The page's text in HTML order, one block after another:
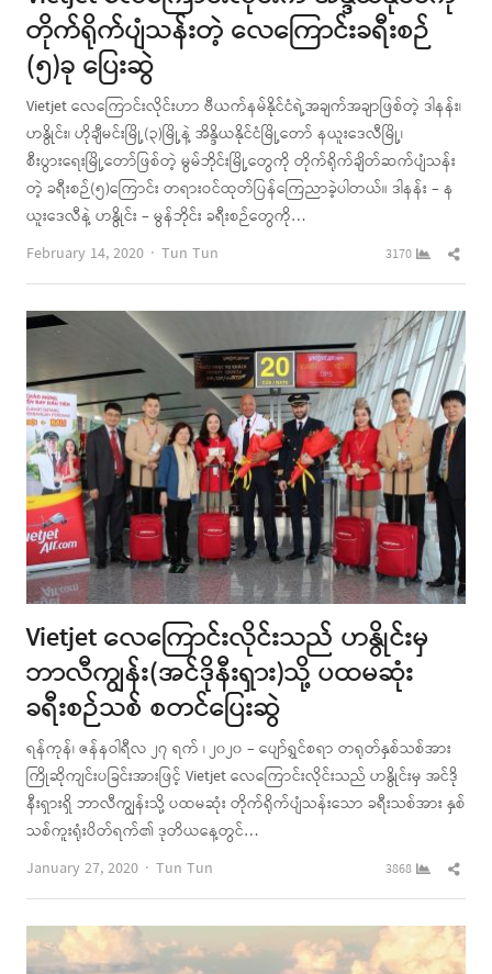
တိုက်ရိုက်ပျံသန်းတဲ့ လေကြောင်းခရီးစဉ်
(၅)ခု ပြေးဆွဲ
Vietjet လေကြောင်းလိုင်းဟာ ဗီယက်နမ်နိုင်ငံရဲ့အချက်အချာဖြစ်တဲ့ ဒါနန်း၊
ဟနွိုင်း၊ ဟိုချီမင်းမြို့(၃)မြို့နဲ့ အိန္ဒိယနိုင်ငံမြို့တော် နယူးဒေလီမြို့၊
စီးပွားရေးမြို့တော်ဖြစ်တဲ့ မွမ်ဘိုင်းမြို့တွေကို တိုက်ရိုက်ချိတ်ဆက်ပျံသန်း
တဲ့ ခရီးစဉ်(၅)ကြောင်း တရားဝင်ထုတ်ပြန်ကြေညာခဲ့ပါတယ်။ ဒါနန်း – န
ယူးဒေလီနဲ့ ဟနွိုင်း – မွန်ဘိုင်း ခရီးစဉ်တွေကို…
February 14, 2020
Author
Tun Tun 3170
Vietjet လေကြောင်းလိုင်းသည် ဟနွိုင်းမှ
ဘာလီကျွန်း(အင်ဒိုနီးရှား)သို့ ပထမဆုံး
ခရီးစဉ်သစ် စတင်ပြေးဆွဲ
ရန်ကုန်၊ ဇန်နဝါရီလ ၂၇ ရက် ၊ ၂၀၂၀ – ပျော်ရွှင်စရာ တရုတ်နှစ်သစ်အား
ကြိုဆိုကျင်းပခြင်းအားဖြင့် Vietjet လေကြောင်းလိုင်းသည် ဟနွိုင်းမှ အင်ဒို
နီးရှားရှိ ဘာလီကျွန်းသို့ ပထမဆုံး တိုက်ရိုက်ပျံသန်းသော ခရီးသစ်အား နှစ်
သစ်ကူးရုံးပိတ်ရက်၏ ဒုတိယနေ့တွင်…
January 27, 2020
Author
Tun Tun 3868